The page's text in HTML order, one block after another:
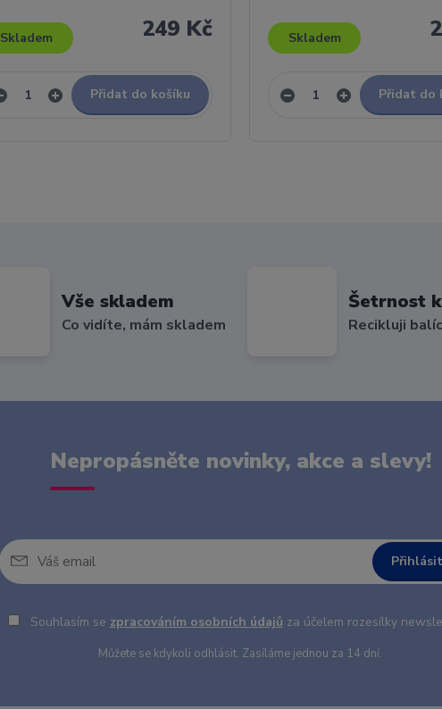
249 Kč
Skladem
Přidat do košíku
Skladem
Přidat do
Vše skladem
Co vidíte, mám skladem
Šetrnost
Recikluji
Nepropásněte novinky, akce a slevy!
Souhlasím se zpracováním osobních údajů za účelem rozesílky
Můžete se kdykoli odhlásit. Zasíláme jednou za 14 dní.